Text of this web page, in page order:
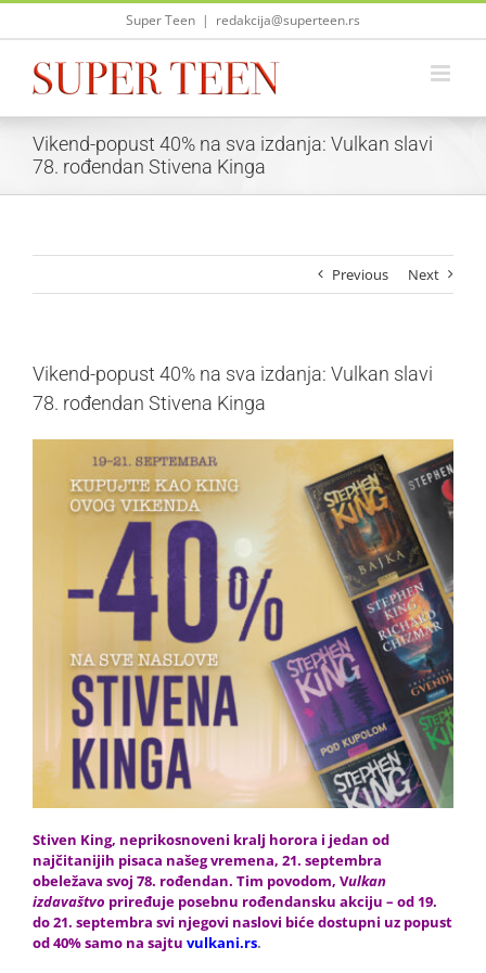
Skip
Super Teen | redakcija@superteen.rs
Vikend-popust 40% na sva izdanja: Vulkan slavi
78. rođendan Stivena Kinga
Previous Next
Vikend-popust 40% na sva izdanja: Vulkan slavi
78. rođendan Stivena Kinga
Stiven King, neprikosnoveni kralj horora i jedan od
najčitanijih pisaca našeg vremena, 21. septembra
obeležava svoj 78. rođendan. Tim povodom, Vulkan
izdavaštvo priređuje posebnu rođendansku akciju – od 19.
do 21. septembra svi njegovi naslovi biće dostupni uz popust
od 40% samo na sajtu vulkani.rs.